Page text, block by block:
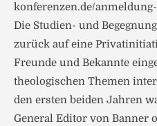
konferenzen.de/
Die Studien- und
zurück auf eine
Freunde und Bekannte
theologischen Themen
den ersten beiden Jahren
General Editor von Banner